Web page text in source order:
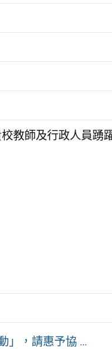
教師及行政人員踴
」，請惠予協 ...